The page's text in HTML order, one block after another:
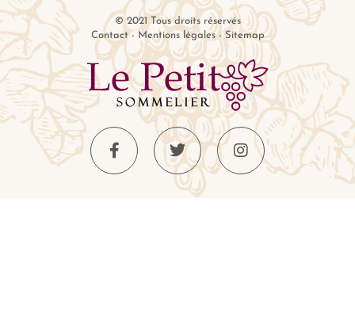
© 2021 Tous droits réservés
Contact- Mentions légales-Sitemap